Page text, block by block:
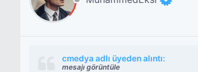
cmedya adlı üyeden alıntı:
mesajı görüntüle